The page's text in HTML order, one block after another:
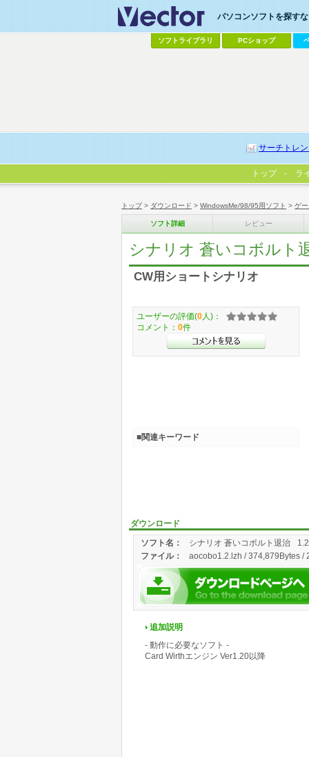
トップ> ダウンロード > WindowsMe/98/95用ソフト > ゲー
ソフト詳細 レビュー
シナリオ 蒼いコボルト
CW用ショートシナリオ
ダウンロード
ソフト名：
シナリオ 蒼いコボルト退治 1.2
ファイル： aocobo1.2.lzh / 374,879Bytes /
追加説明
- 動作に必要なソフト -
Card Wirthエンジン Ver1.20以降
ユーザーの評価(0 人)：
コメント： 0件
■関連キーワード
パソコンソフトを探す
ソフトライブラリ PCショップ
サーチトレン
トップ ラ